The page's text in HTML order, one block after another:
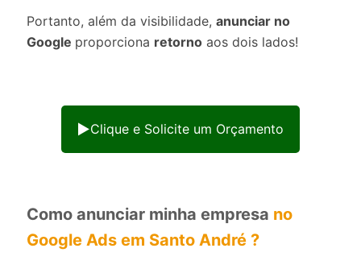
Portanto, além da visibilidade, anunciar no
Google proporciona retorno aos dois lados!
Clique e Solicite um Orçamento
Como anunciar minha empresa no
Google Ads em Santo André ?